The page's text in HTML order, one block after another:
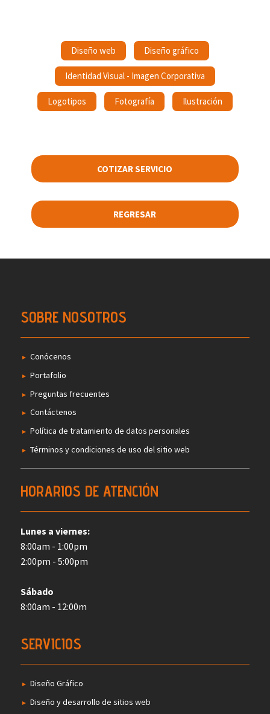
Diseño web Diseño gráfico
Identidad Visual - Imagen Corporativa
Logotipos Fotografía Ilustración
COTIZAR SERVICIO
REGRESAR
SOBRE NOSOTROS
Conócenos
Portafolio
Preguntas frecuentes
Contáctenos
Política de tratamiento de datos personales
Términos y condiciones de uso del sitio web
HORARIOS DE ATENCIÓN
Lunes a viernes:
8:00am - 1:00pm
2:00pm - 5:00pm
Sábado
8:00am - 12:00m
SERVICIOS
Diseño Gráfico
Diseño y desarrollo de sitios web